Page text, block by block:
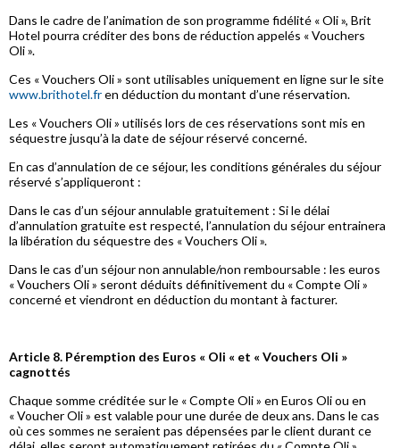
Dans le cadre de l’animation de son programme fidélité « Oli », Brit
Hotel pourra créditer des bons de réduction appelés « Vouchers
Oli ».
Ces « Vouchers Oli » sont utilisables uniquement en ligne sur le site
www.brithotel.fren déduction du montant d’une réservation.
Les « Vouchers Oli » utilisés lors de ces réservations sont mis en
séquestre jusqu’à la date de séjour réservé concerné.
En cas d’annulation de ce séjour, les conditions générales du séjour
réservé s’appliqueront :
Dans le cas d’un séjour annulable gratuitement : Si le délai
d’annulation gratuite est respecté, l’annulation du séjour entrainera
la libération du séquestre des « Vouchers Oli ».
Dans le cas d’un séjour non annulable/non remboursable : les euros
« Vouchers Oli » seront déduits définitivement du « Compte Oli »
concerné et viendront en déduction du montant à facturer.
Article 8. Péremption des Euros « Oli « et « Vouchers Oli »
cagnottés
Chaque somme créditée sur le « Compte Oli » en Euros Oli ou en
« Voucher Oli » est valable pour une durée de deux ans. Dans le cas
où ces sommes ne seraient pas dépensées par le client durant ce